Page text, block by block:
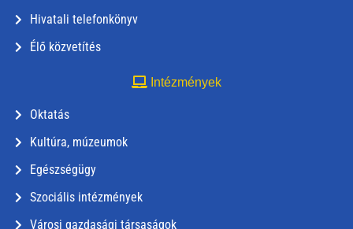
Hivatali telefonkönyv
Élő közvetítés
Intézmények
Oktatás
Kultúra, múzeumok
Egészségügy
Szociális intézmények
Városi gazdasági társaságok